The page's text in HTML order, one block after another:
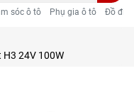
sóc ô tô Phụ gia ô tô Đồ
H3 24V 100W